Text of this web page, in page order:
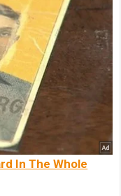
In The Whole